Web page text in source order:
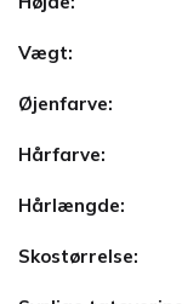
Vægt:
Øjenfarve:
Hårfarve:
Hårlængde:
Skostørrelse: